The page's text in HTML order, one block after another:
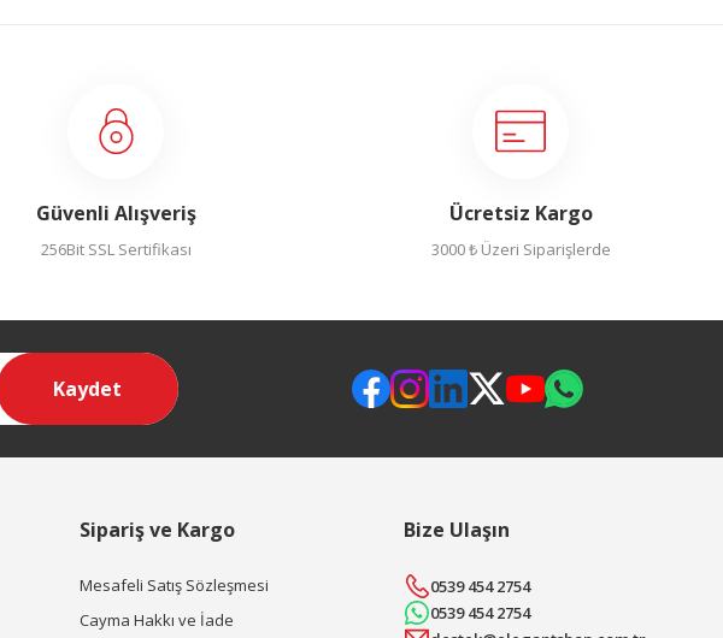
Güvenli Alışveriş
256Bit SSL Sertifikası
Ücretsiz Kargo
3000 ₺ Üzeri Siparişlerde
Kaydet
Sipariş ve Kargo
Mesafeli Satış Sözleşmesi
Cayma Hakkı ve İade
Bize Ulaşın
0539 454 2754
0539 454 2754